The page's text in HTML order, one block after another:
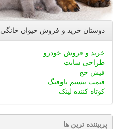
دوستان خرید و فروش حیوان خانگی
خرید و فروش خودرو
طراحی سایت
فیش حج
قیمت بیسیم باوفنگ
کوتاه کننده لینک
پربیننده ترین ها